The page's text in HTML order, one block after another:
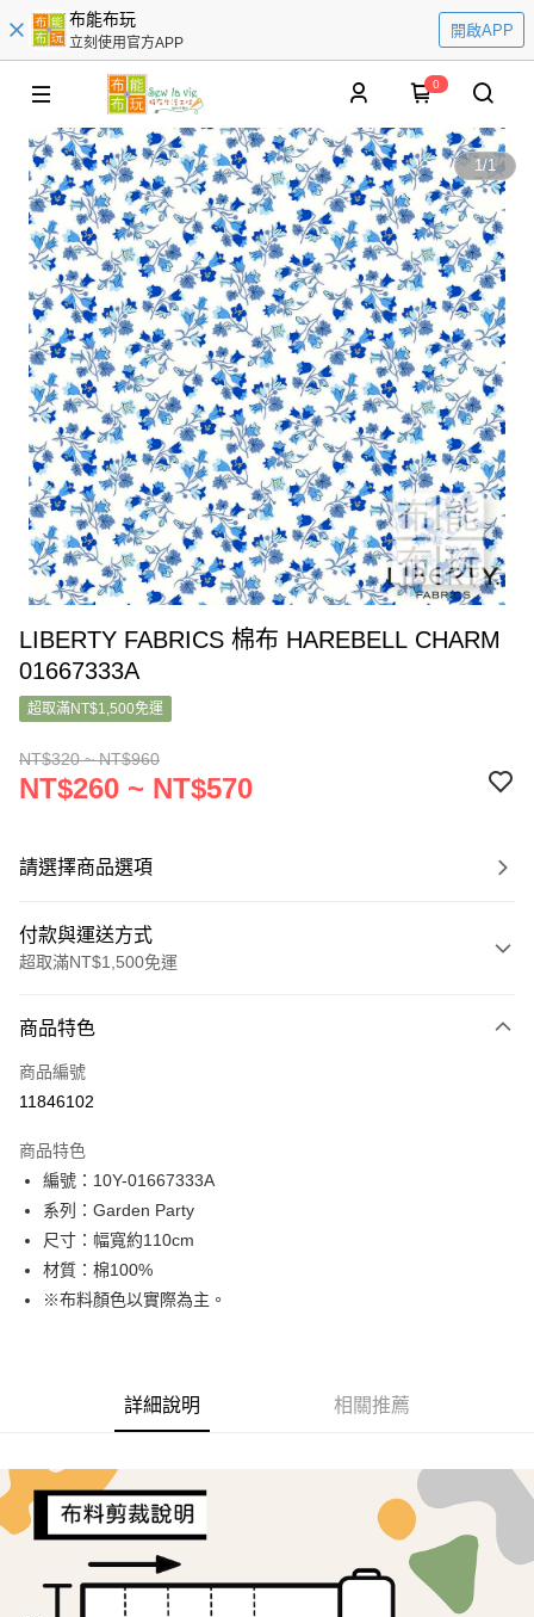
布能布玩
立刻使用官方APP
開啟APP
0
1/1
LIBERTY FABRICS 棉布 HAREBELL CHARM
01667333A
超取滿NT$1,500免運
NT$320 ~ NT$960
NT$260 ~ NT$570
請選擇商品選項
付款與運送方式
超取滿NT$1,500免運
信用卡一次付款
超商取貨付款
Apple Pay
街口支付
Google Pay
AFTEE先享後付
１．簡單：不需註冊會員、不需綁卡、不需儲值。
３．安心：先確認商品／服務後，再付款。
【「AFTEE先享後付」結帳流程】
１．於結帳方式選擇「AFTEE先享後付」後，將跳轉至「AFTEE先享後付」
結帳頁面，進行簡訊認證並確認金額後，即可完成結帳。
２．訂單成立數日內，您將收到繳費通知簡訊。
３．收到繳費通知簡訊後14天內，點擊此簡訊中的連結，可透過四大超商／
全家取貨付款
每筆NT$65，滿NT$1,500(含以上)免運費
每筆NT$65，滿NT$1,500(含以上)免運費
商品特色
商品編號
11846102
商品特色
編號：10Y-01667333A
系列：Garden Party
尺寸：幅寬約110cm
材質：棉100%
※布料顏色以實際為主。
詳細說明 相關推薦